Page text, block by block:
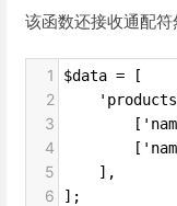
该函数还接收通配符
1 $data = [
2
3
4
5
    ],
6 ];